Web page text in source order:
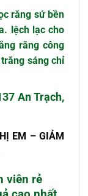
răng sứ bền
lệch lạc cho
răng công
sáng chỉ
An Trạch,
EM – GIẢM
viên rẻ